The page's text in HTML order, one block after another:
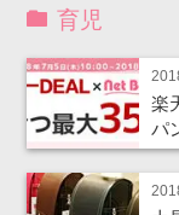
育児
楽
パ